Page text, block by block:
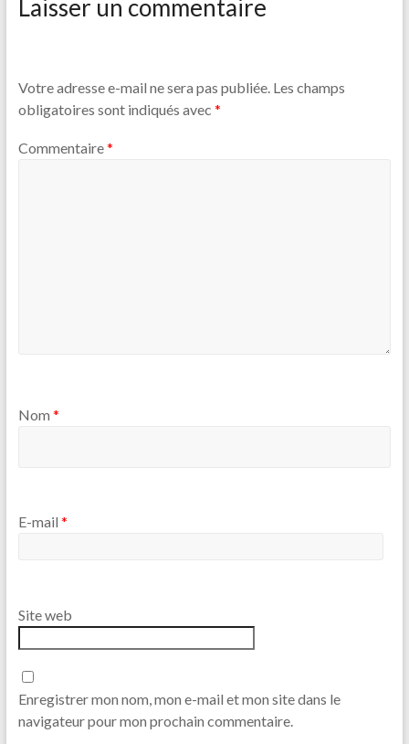
o
k
t
A
p
g
Laisser un commentaire
Votre adresse e-mail ne sera pas publiée. Les champs
obligatoires sont indiqués avec *
Commentaire*
Nom *
E-mail *
Site web
Enregistrer mon nom, mon e-mail et mon site dans le
navigateur pour mon prochain commentaire.